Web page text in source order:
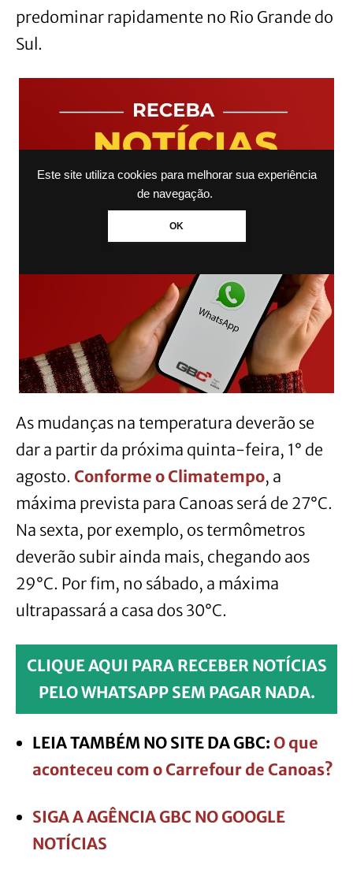
Este site utiliza cookies para melhorar sua experiência
de navegação.
OK
predominar rapidamente no Rio Grande do
Sul.
As mudanças na temperatura deverão se
dar a partir da próxima quinta-feira, 1° de
agosto. Conforme o Climatempo, a
máxima prevista para Canoas será de 27°C.
Na sexta, por exemplo, os termômetros
deverão subir ainda mais, chegando aos
29°C. Por fim, no sábado, a máxima
ultrapassará a casa dos 30°C.
CLIQUE AQUI PARA RECEBER NOTÍCIAS
PELO WHATSAPP SEM PAGAR NADA.
LEIA TAMBÉM NO SITE DA GBC: O que
aconteceu com o Carrefour de Canoas?
SIGA A AGÊNCIA GBC NO GOOGLE
NOTÍCIAS